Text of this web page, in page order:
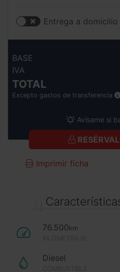
76.500km
Diesel
Entrega a domicilio
BASE
IVA
TOTAL
Excepto gastos de transferencia
Avísame si
Imprimir ficha